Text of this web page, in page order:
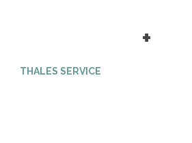
+
THALES SERVICE